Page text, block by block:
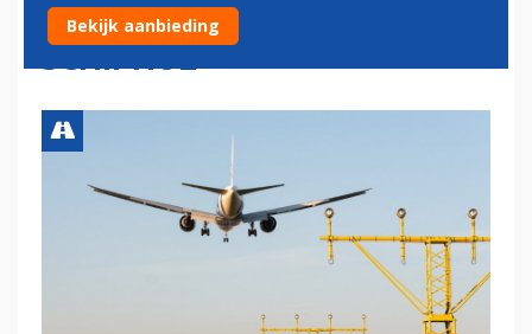
KRIMPPLANNEN ROND
SCHIPHOL
Bekijk aanbieding